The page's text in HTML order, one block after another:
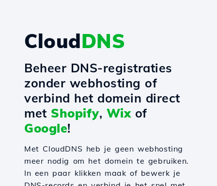
CloudDNS
Beheer DNS-registraties
zonder webhosting of
verbind het domein direct
met Shopify, Wixof
Google!
Met CloudDNS heb je geen webhosting
meer nodig om het domein te gebruiken.
In een paar klikken maak of bewerk je